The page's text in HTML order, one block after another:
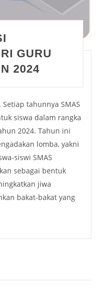
GURU
2024
tahunnya SMAS
siswa dalam rangka
2024. Tahun ini
lomba, yakni
siswi SMAS
sebagai bentuk
jiwa
bakat-bakat yang